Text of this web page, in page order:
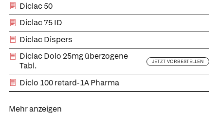
Diclac 50
Diclac 75 ID
Diclac Dispers
Diclac Dolo 25mg überzogene
Tabl.
JETZT VORBESTELLEN
Diclo 100 retard-1A Pharma
Mehr anzeigenWas Ihre Apotheke
empfiehlt